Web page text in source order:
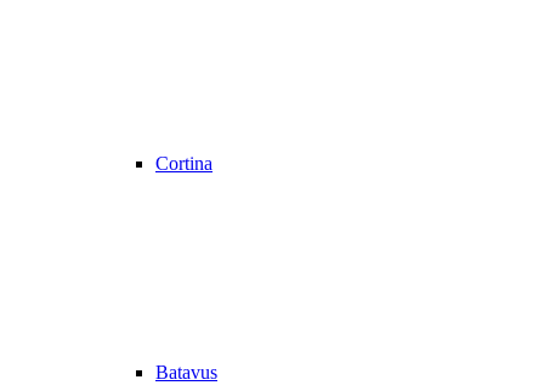
Cortina
Batavus